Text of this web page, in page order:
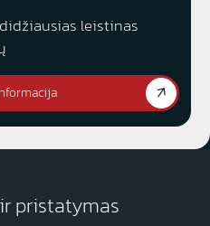
leistinas
pristatymas